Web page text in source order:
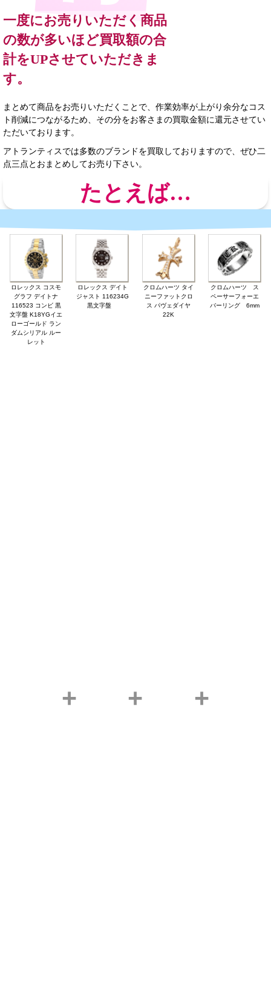
一度にお売りいただく商品
の数が多いほど買取額の合
計をUPさせていただきま
す。
まとめて商品をお売りいただくことで、作業効率が上がり余分なコス
ト削減につながるため、その分をお客さまの買取金額に還元させてい
ただいております。
アトランティスでは多数のブランドを買取しておりますので、ぜひ二
点三点とおまとめしてお売り下さい。
たとえば…
ロレックス コスモ
グラフ デイトナ
116523 コンビ 黒
文字盤 K18YGイエ
ローゴールド ラン
ダムシリアル ルー
レット
ロレックス デイト
ジャスト 116234G
黒文字盤
クロムハーツ タイ
ニーファットクロ
ス パヴェダイヤ
22K
クロムハーツ ス
ペーサーフォーエ
バーリング 6mm